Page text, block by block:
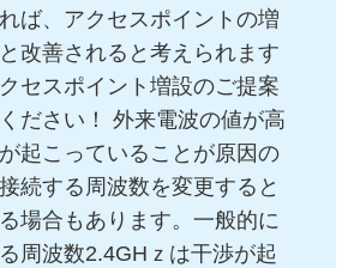
ば、アクセスポイントの増
改善されると考えられます
セスポイント増設のご提案
ださい！ 外来電波の値が高
起こっていることが原因の
続する周波数を変更すると
場合もあります。一般的に
周波数2.4GHｚは干渉が起